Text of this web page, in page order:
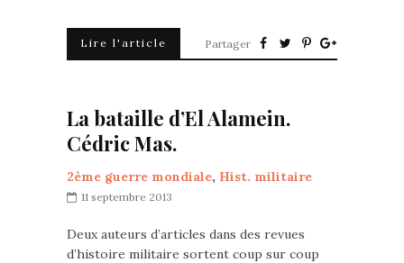
Lire l'article Partager
La bataille d’El Alamein.
Cédric Mas.
2ème guerre mondiale, Hist. militaire
11 septembre 2013
Deux auteurs d’articles dans des revues
d’histoire militaire sortent coup sur coup